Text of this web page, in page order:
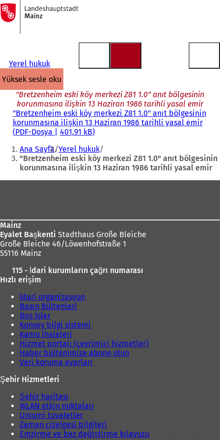
İçeriğe atla
Ana
sayfaya
Yerel hukuk
yüksek sesle oku
"Bretzenheim eski köy merkezi Z81 1.0" anıt bölgesinin
korunmasına ilişkin 13 Haziran 1986 tarihli yasal emir
"Bretzenheim eski köy merkezi Z81 1.0" anıt bölgesinin
korunmasına ilişkin 13 Haziran 1986 tarihli yasal emir
PDF-Dosya 401,91 kB
Buradasınız:
Ana Sayfa Yerel hukuk
"Bretzenheim eski köy merkezi Z81 1.0" anıt bölgesinin
korunmasına ilişkin 13 Haziran 1986 tarihli yasal emir
Mainz
Eyalet Başkenti Stadthaus Große Bleiche
Große Bleiche 46/Löwenhofstraße 1
55116 Mainz
115 - İdari kurumların çağrı numarası
Hızlı erişim
İdari organizasyon
Basın Bültenleri
Boş İşler
Konsey bilgi sistemi
Kamu ihaleleri
Hizmet portalı (çevrimiçi hizmetler)
Haber bültenimize abone olun
Veri koruma ayarları
Şehir Hizmetleri
Şehir haritası
WLAN etkin noktaları
Umumi tuvaletler
Zaman çizelgesi bilgileri
Emzirme ve bez değiştirme kılavuzu